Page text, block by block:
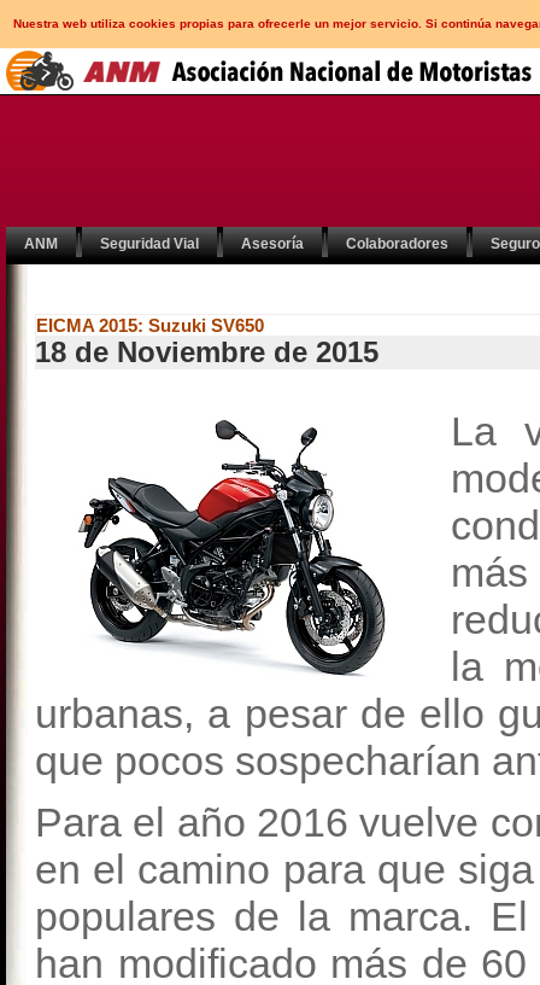
Nuestra web utiliza cookies propias para ofrecerle un mejor servicio. Si continúa
ANM Seguridad Vial Asesoría Colaboradores
EICMA 2015: Suzuki SV650
18 de Noviembre de 2015
La
la
urbanas, a pesar de ello
que pocos sospecharían
Para el año 2016 vuelve
en el camino para que
populares de la marca.
han modificado más de